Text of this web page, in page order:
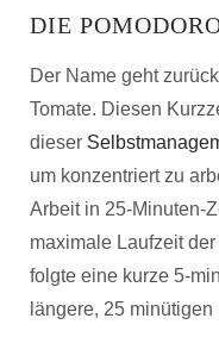
DIE
Der Name geht
Tomate. Diesen
dieser
um konzentriert zu
Arbeit in 25-Minuten-
maximale Laufzeit
folgte eine kurze 5-
längere, 25 minütigen